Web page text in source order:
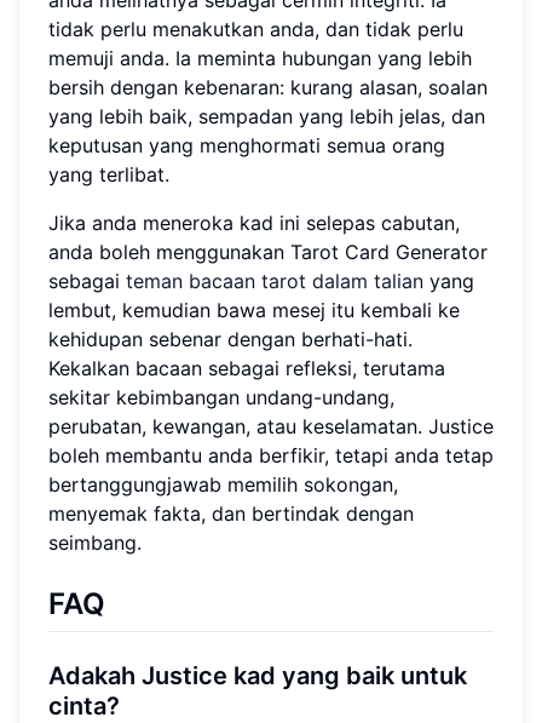
tidak perlu menakutkan anda, dan tidak perlu
memuji anda. Ia meminta hubungan yang lebih
bersih dengan kebenaran: kurang alasan, soalan
yang lebih baik, sempadan yang lebih jelas, dan
keputusan yang menghormati semua orang
yang terlibat.
Jika anda meneroka kad ini selepas cabutan,
anda boleh menggunakan Tarot Card Generator
sebagai teman bacaan tarot dalam talian yang
lembut, kemudian bawa mesej itu kembali ke
kehidupan sebenar dengan berhati-hati.
Kekalkan bacaan sebagai refleksi, terutama
sekitar kebimbangan undang-undang,
perubatan, kewangan, atau keselamatan. Justice
boleh membantu anda berfikir, tetapi anda tetap
bertanggungjawab memilih sokongan,
menyemak fakta, dan bertindak dengan
seimbang.
FAQ
Adakah Justice kad yang baik untuk
cinta?